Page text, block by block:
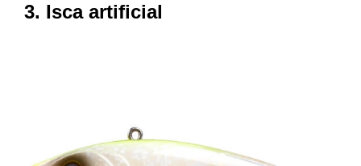
3. Isca artificial